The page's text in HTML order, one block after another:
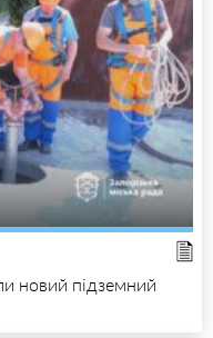
новий підземний